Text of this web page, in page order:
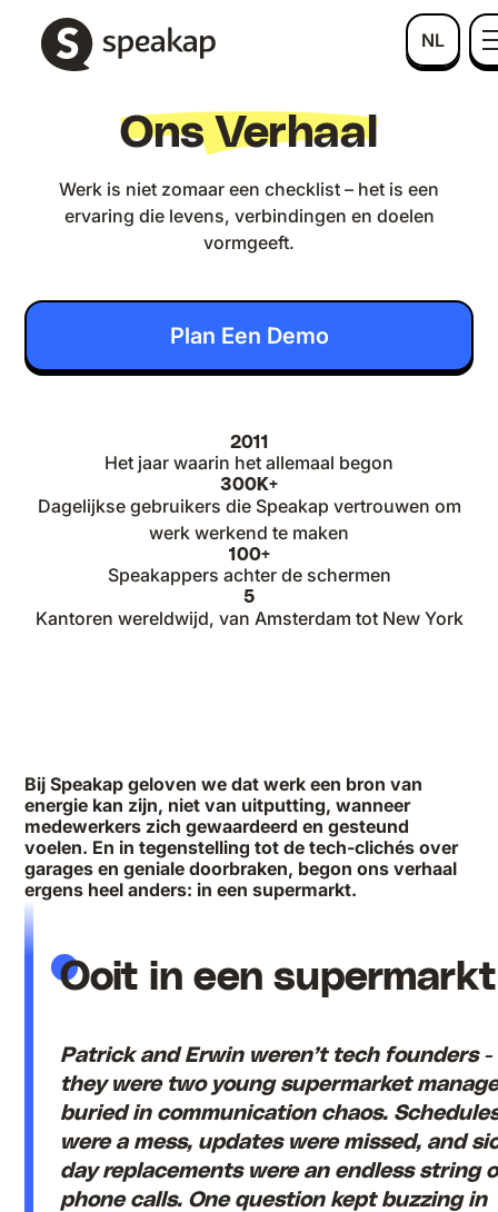
NL
Ons Verhaal
Werk is niet zomaar een checklist – het is een
ervaring die levens, verbindingen en doelen
vormgeeft.
Plan Een Demo
2011
Het jaar waarin het allemaal begon
300K+
Dagelijkse gebruikers die Speakap vertrouwen om
werk werkend te maken
100+
Speakappers achter de schermen
5
Kantoren wereldwijd, van Amsterdam tot New York
Bij Speakap geloven we dat werk een bron van
energie kan zijn, niet van uitputting, wanneer
medewerkers zich gewaardeerd en gesteund
voelen. En in tegenstelling tot de tech-clichés over
garages en geniale doorbraken, begon ons verhaal
ergens heel anders: in een supermarkt.
Ooit in een
Patrick and Erwin weren’t tech founders -
they were two young supermarket
buried in communication chaos.
were a mess, updates were missed, and
day replacements were an endless string
phone calls. One question kept buzzing in